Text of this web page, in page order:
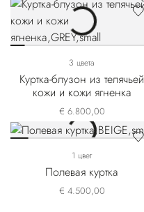
3 цвета
Куртка-блузон из телячьей
кожи и кожи ягненка
€ 6.800,00
1 цвет
Полевая куртка
€ 4.500,00